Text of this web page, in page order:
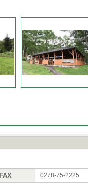
FAX 0278-75-2225